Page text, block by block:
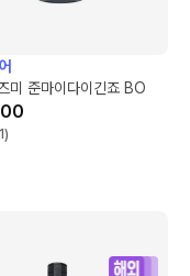
미 준마이다이긴죠 BO
1)